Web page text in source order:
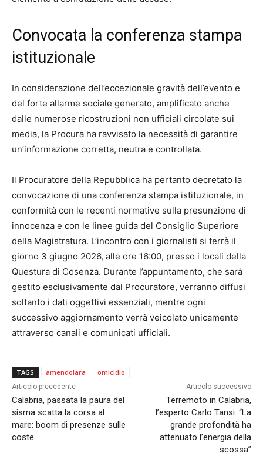
Convocata la conferenza stampa
istituzionale
In considerazione dell’eccezionale gravità dell’evento e
del forte allarme sociale generato, amplificato anche
dalle numerose ricostruzioni non ufficiali circolate sui
media, la Procura ha ravvisato la necessità di garantire
un’informazione corretta, neutra e controllata.
Il Procuratore della Repubblica ha pertanto decretato la
convocazione di una conferenza stampa istituzionale, in
conformità con le recenti normative sulla presunzione di
innocenza e con le linee guida del Consiglio Superiore
della Magistratura. L’incontro con i giornalisti si terrà il
giorno 3 giugno 2026, alle ore 16:00, presso i locali della
Questura di Cosenza. Durante l’appuntamento, che sarà
gestito esclusivamente dal Procuratore, verranno diffusi
soltanto i dati oggettivi essenziali, mentre ogni
successivo aggiornamento verrà veicolato unicamente
attraverso canali e comunicati ufficiali.
TAGS amendolara omicidio
Articolo precedente
Calabria, passata la paura del
sisma scatta la corsa al
mare: boom di presenze sulle
coste
Articolo successivo
Terremoto in Calabria,
l’esperto Carlo Tansi: “La
grande profondità ha
attenuato l’energia della
scossa”